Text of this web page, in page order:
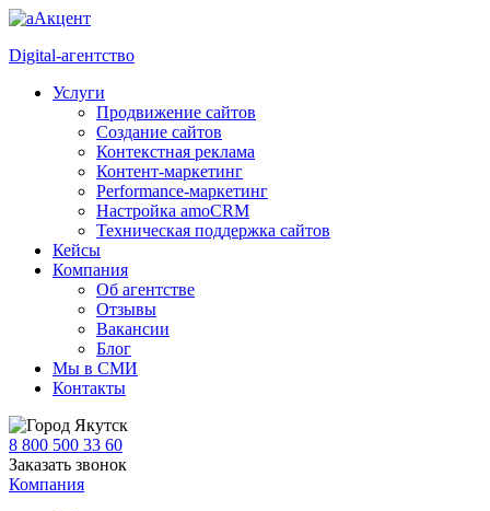
Digital-агентство
Услуги
Продвижение сайтов
Создание сайтов
Контекстная реклама
Контент-маркетинг
Performance-маркетинг
Настройка amoCRM
Техническая поддержка сайтов
Кейсы
Компания
Об агентстве
Отзывы
Вакансии
Блог
Мы в СМИ
Контакты
Якутск
8 800 500 33 60
Заказать звонок
Компания